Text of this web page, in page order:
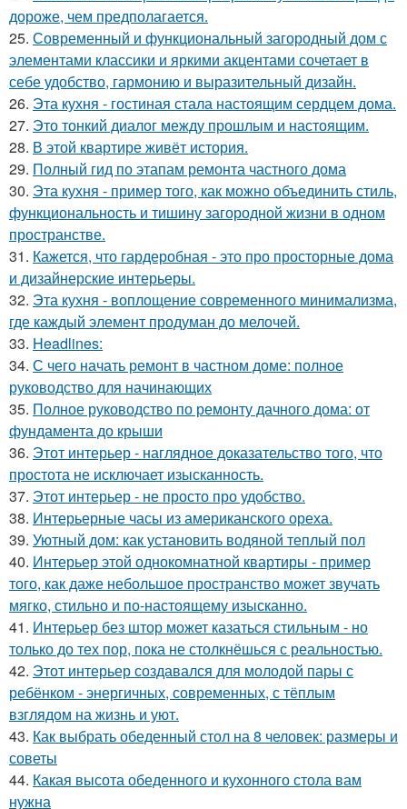
дороже, чем предполагается.
25. Современный и функциональный загородный дом с
элементами классики и яркими акцентами сочетает в
себе удобство, гармонию и выразительный дизайн.
26. Эта кухня - гостиная стала настоящим сердцем дома.
27. Это тонкий диалог между прошлым и настоящим.
28. В этой квартире живёт история.
29. Полный гид по этапам ремонта частного дома
30. Эта кухня - пример того, как можно объединить стиль,
функциональность и тишину загородной жизни в одном
пространстве.
31. Кажется, что гардеробная - это про просторные дома
и дизайнерские интерьеры.
32. Эта кухня - воплощение современного минимализма,
где каждый элемент продуман до мелочей.
33. Headlines:
34. С чего начать ремонт в частном доме: полное
руководство для начинающих
35. Полное руководство по ремонту дачного дома: от
фундамента до крыши
36. Этот интерьер - наглядное доказательство того, что
простота не исключает изысканность.
37. Этот интерьер - не просто про удобство.
38. Интерьерные часы из американского ореха.
39. Уютный дом: как установить водяной теплый пол
40. Интерьер этой однокомнатной квартиры - пример
того, как даже небольшое пространство может звучать
мягко, стильно и по-настоящему изысканно.
41. Интерьер без штор может казаться стильным - но
только до тех пор, пока не столкнёшься с реальностью.
42. Этот интерьер создавался для молодой пары с
ребёнком - энергичных, современных, с тёплым
взглядом на жизнь и уют.
43. Как выбрать обеденный стол на 8 человек: размеры и
советы
44. Какая высота обеденного и кухонного стола вам
нужна